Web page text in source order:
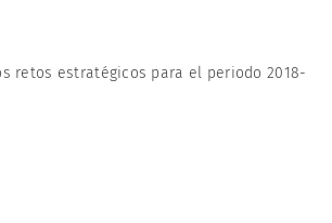
retos estratégicos para el periodo 2018-